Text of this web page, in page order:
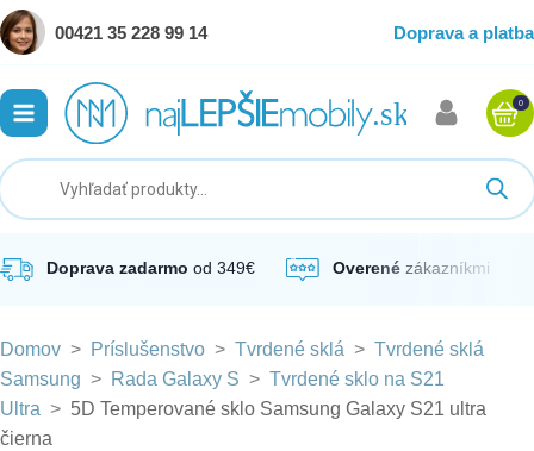
00421 35 228 99 14 Doprava a platba
0
Doprava zadarmo od 349€ Overené zákazníkmi
Domov > Príslušenstvo > Tvrdené sklá > Tvrdené sklá
Samsung > Rada Galaxy S > Tvrdené sklo na S21
Ultra > 5D Temperované sklo Samsung Galaxy S21 ultra
čierna